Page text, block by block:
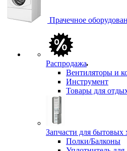
Прачечное
Распродажа
Вентиляторы и
Инструмент
Товары для
Запчасти для бытовых
Полки/Балконы